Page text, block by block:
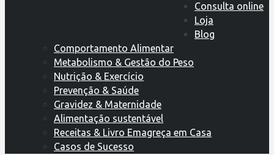
Consulta online
Loja
Blog
Comportamento Alimentar
Metabolismo & Gestão do Peso
Nutrição & Exercício
Prevenção & Saúde
Gravidez & Maternidade
Alimentação sustentável
Receitas & Livro Emagreça em Casa
Casos de Sucesso